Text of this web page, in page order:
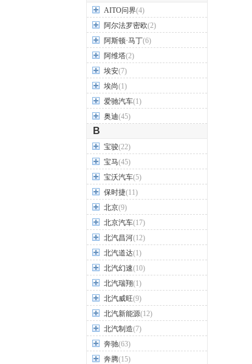
AITO问界(4)
阿尔法罗密欧(2)
阿斯顿·马丁(6)
阿维塔(2)
埃安(7)
埃尚(1)
爱驰汽车(1)
奥迪(45)
B
宝骏(22)
宝马(45)
宝沃汽车(5)
保时捷(11)
北京(9)
北京汽车(17)
北汽昌河(12)
北汽道达(1)
北汽幻速(10)
北汽瑞翔(1)
北汽威旺(9)
北汽新能源(12)
北汽制造(7)
奔驰(63)
奔腾(15)